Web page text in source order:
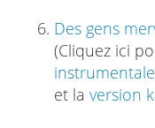
Des gens
(Cliquez ici
instrumentale
et la version